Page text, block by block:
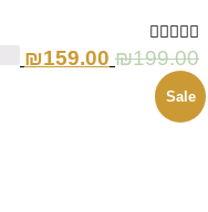
₪199.00
₪159.00
Sale